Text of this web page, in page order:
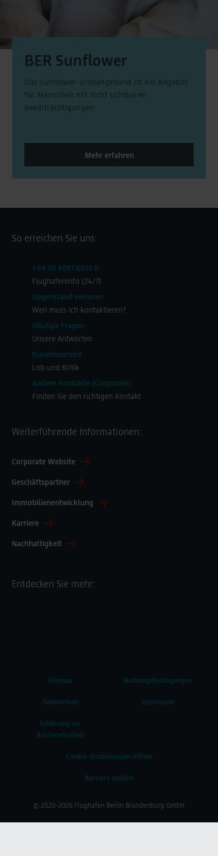
BER Sunflower
Das Sunflower-Umhängeband ist ein Angebot
für Menschen mit nicht sichtbaren
Beeinträchtigungen.
Mehr erfahren
So erreichen Sie uns:
+49 30 6091 6091 0
Flughafeninfo (24/7)
Gegenstand verloren
Wen muss ich kontaktieren?
Häufige Fragen
Unsere Antworten
Kundenservice
Lob und Kritik
Andere Kontakte (Corporate)
Finden Sie den richtigen Kontakt
Weiterführende Informationen:
Corporate Website
Geschäftspartner
Immobilienentwicklung
Karriere
Nachhaltigkeit
Entdecken Sie mehr:
Sitemap Nutzungsbedingungen
Datenschutz Impressum
Erklärung zur
Barrierefreiheit
Cookie-Einstellungen öffnen
Barriere melden
© 2020-2026 Flughafen Berlin Brandenburg GmbH